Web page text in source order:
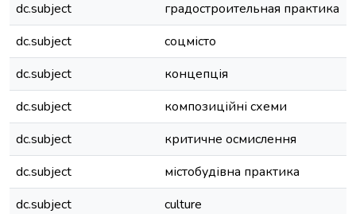
dc.subject
градостроительная практика
dc.subject
соцмісто
dc.subject
концепція
dc.subject
композиційні схеми
dc.subject
критичне осмислення
dc.subject
містобудівна практика
dc.subject
culture